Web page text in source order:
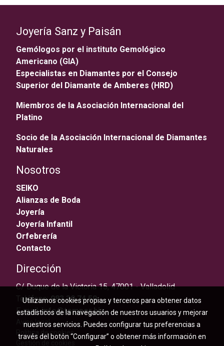
Joyería Sanz y Paisán
Gemólogos por el instituto Gemológico
Americano (GIA)
Especialistas en Diamantes por el Consejo
Superior del Diamante de Amberes (HRD)
Miembros de la Asociación Internacional del
Platino
Socio de la Asociación Internacional de Diamantes
Naturales
Nosotros
SEIKO
Alianzas de Boda
Joyería
Joyería Infantil
Orfebrería
Contacto
Dirección
C/ Duque de la Victoria 15, 47001 - Valladolid
Teléfono:983 30 74 59
E-mail:info@temper.biz
Aviso legal
Política de cookies
Utilizamos cookies propias y terceros para obtener datos
estadísticos de la navegación de nuestros usuarios y mejorar
nuestros servicios. Puedes configurar tus preferencias a
través del botón “Configurar” o obtener más información en